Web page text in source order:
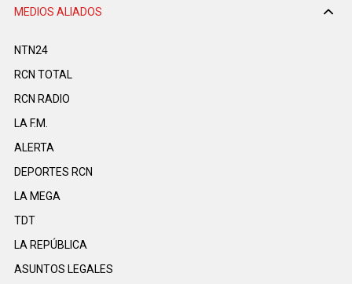
MEDIOS ALIADOS
NTN24
RCN TOTAL
RCN RADIO
LA F.M.
ALERTA
DEPORTES RCN
LA MEGA
TDT
LA REPÚBLICA
ASUNTOS LEGALES